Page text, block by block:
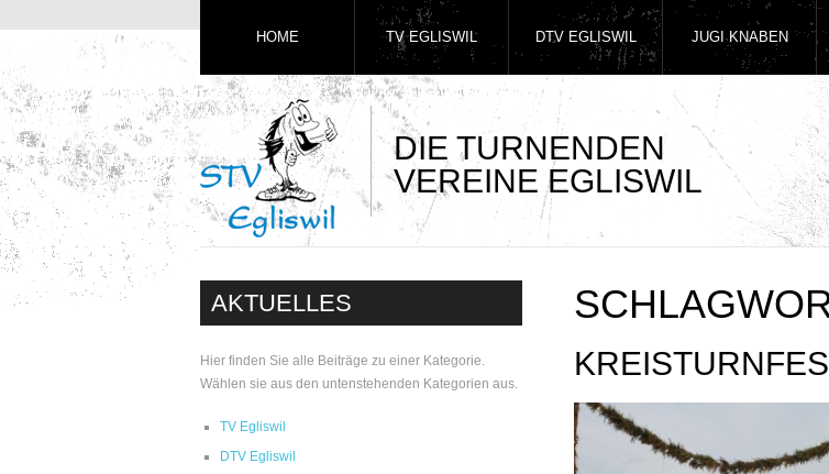
DIE TURNENDEN
VEREINE EGLISWIL
HOME TV EGLISWIL DTV EGLISWIL JUGI KNABEN
AKTUELLES
Hier finden Sie alle Beiträge zu einer Kategorie.
Wählen sie aus den untenstehenden Kategorien aus.
TV Egliswil
DTV Egliswil